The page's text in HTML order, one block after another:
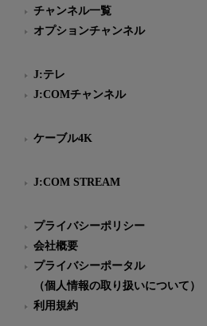
チャンネル一覧
オプションチャンネル
J:テレ
J:COMチャンネル
ケーブル4K
J:COM STREAM
プライバシーポリシー
会社概要
プライバシーポータル
（個人情報の取り扱いについて）
利用規約